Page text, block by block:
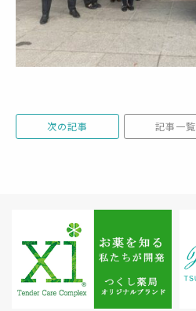
次の記事 記事一覧